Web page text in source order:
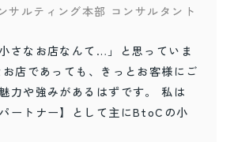
サルティング本部 コンサルタント
小さなお店なんて…」と思っていま
店であっても、きっとお客様にご
力や強みがあるはずです。 私は
パートナー】として主にBtoCの小